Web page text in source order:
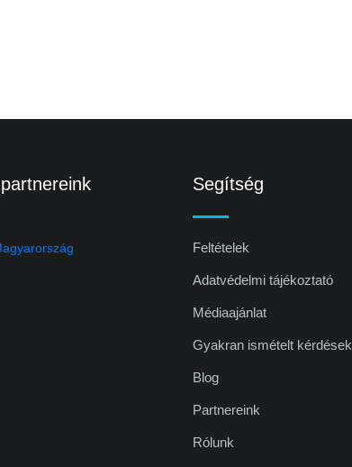
Segítség
Feltételek
Adatvédelmi tájékoztató
Médiaajánlat
Gyakran ismételt kérdések
Blog
Partnereink
Rólunk